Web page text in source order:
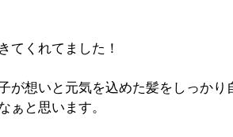
てくれてました！
が想いと元気を込めた髪をしっか
ぁと思います。